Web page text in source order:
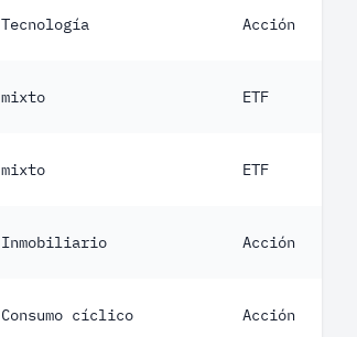
Tecnología Acción
mixto ETF
mixto ETF
Inmobiliario Acción
Consumo cíclico Acción